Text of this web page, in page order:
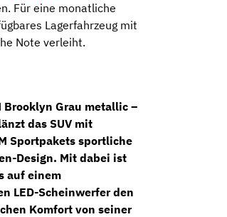
Für eine monatliche
Lagerfahrzeug mit
Note verleiht.
Brooklyn Grau metallic –
das SUV mit
Sportpaketssportliche
Design. Mit dabei ist
auf einem
LED-Scheinwerferden
Komfort von seiner